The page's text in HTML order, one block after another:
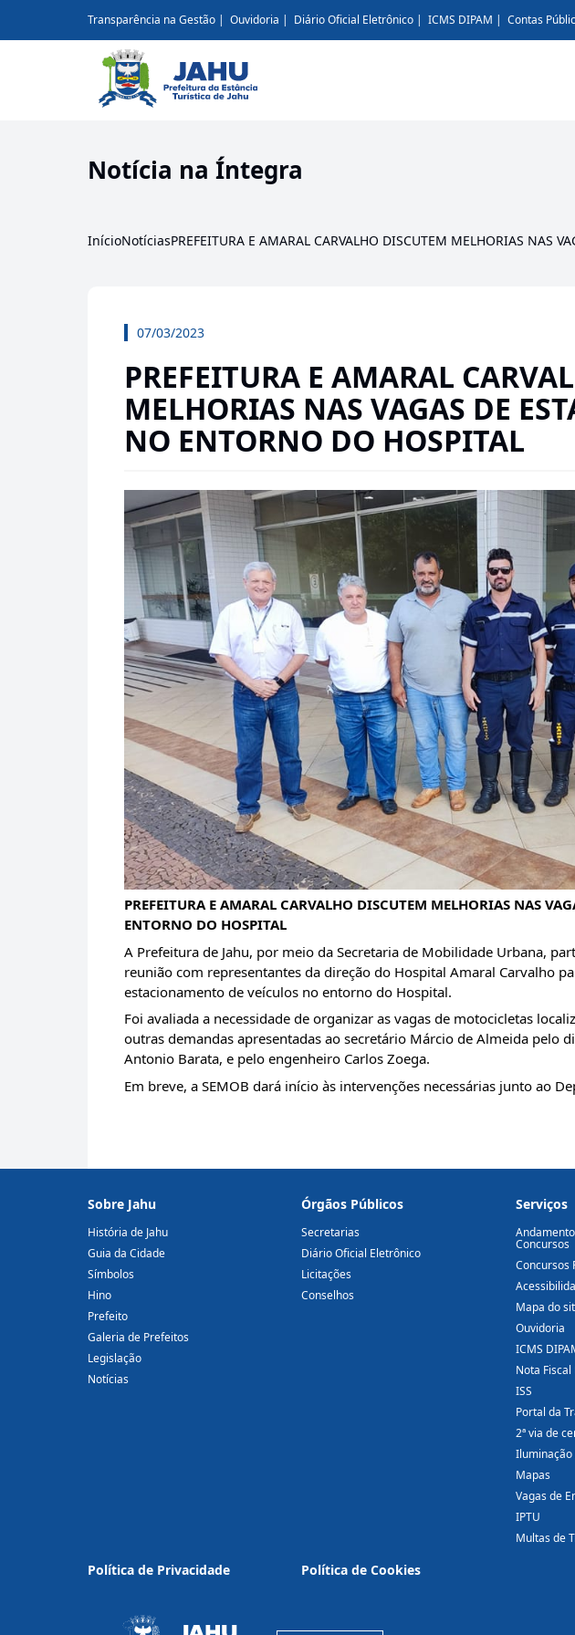
Transparência na Gestão Ouvidoria Diário Oficial Eletrônico ICMS DIPAM Contas
Notícia na Íntegra
InícioNotíciasPREFEITURA E AMARAL CARVALHO DISCUTEM MELHORIAS NAS
07/03/2023
PREFEITURA E AMARAL
MELHORIAS NAS VAGAS DE
NO ENTORNO DO HOSPITAL
PREFEITURA E AMARAL CARVALHO DISCUTEM MELHORIAS NAS
ENTORNO DO HOSPITAL
A Prefeitura de Jahu, por meio da Secretaria de Mobilidade Urbana,
reunião com representantes da direção do Hospital Amaral Carvalho
estacionamento de veículos no entorno do Hospital.
Foi avaliada a necessidade de organizar as vagas de motocicletas
outras demandas apresentadas ao secretário Márcio de Almeida pelo
Antonio Barata, e pelo engenheiro Carlos Zoega.
Em breve, a SEMOB dará início às intervenções necessárias junto ao
Sobre Jahu
História de Jahu
Guia da Cidade
Símbolos
Hino
Prefeito
Galeria de Prefeitos
Legislação
Notícias
Órgãos Públicos
Secretarias
Diário Oficial Eletrônico
Licitações
Conselhos
Serviços
Concursos
Concursos
Mapa do
Ouvidoria
ICMS
Nota
ISS
Portal da
2ª via de
Iluminação
Mapas
Vagas de
IPTU
Multas de
Política de Privacidade Política de Cookies